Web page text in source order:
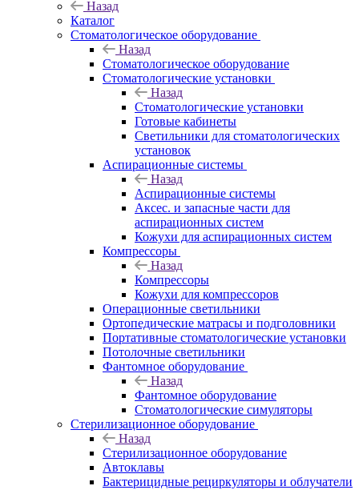
Назад
Каталог
Стоматологическое оборудование
Назад
Стоматологическое оборудование
Стоматологические установки
Назад
Стоматологические установки
Готовые кабинеты
Светильники для стоматологических
установок
Аспирационные системы
Назад
Аспирационные системы
Аксес. и запасные части для
аспирационных систем
Кожухи для аспирационных систем
Компрессоры
Назад
Компрессоры
Кожухи для компрессоров
Операционные светильники
Ортопедические матрасы и подголовники
Портативные стоматологические установки
Потолочные светильники
Фантомное оборудование
Назад
Фантомное оборудование
Стоматологические симуляторы
Стерилизационное оборудование
Назад
Стерилизационное оборудование
Автоклавы
Бактерицидные рециркуляторы и облучатели